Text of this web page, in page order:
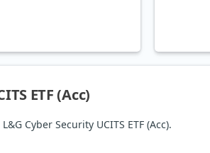
ETF (Acc)
Cyber Security UCITS ETF (Acc).